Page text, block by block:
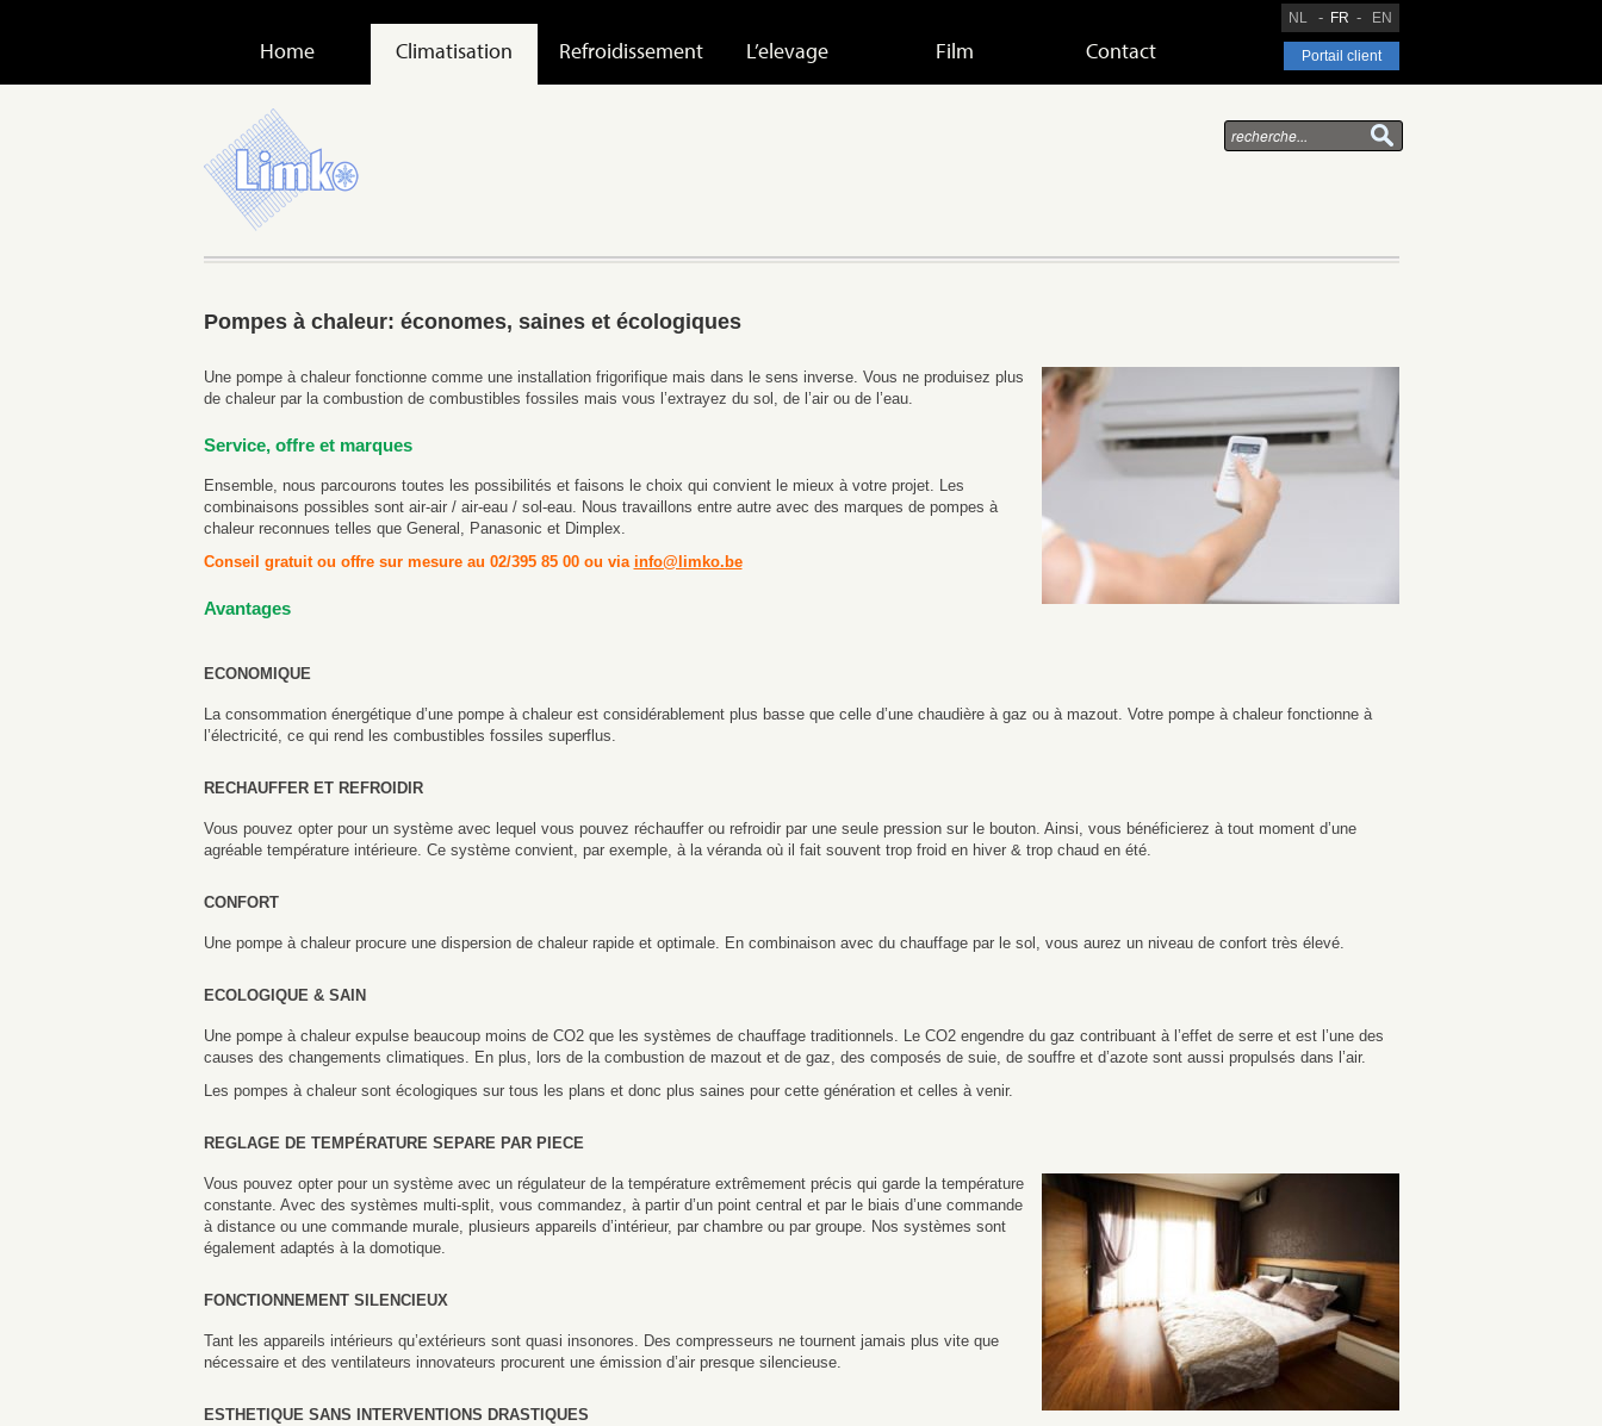
Home Climatisation Refroidissement L’elevage Film Contact
NL FR EN
Portail client
Pompes à chaleur: économes, saines et écologiques
Une pompe à chaleur fonctionne comme une installation frigorifique mais dans le sens inverse. Vous ne produisez plus
de chaleur par la combustion de combustibles fossiles mais vous l’extrayez du sol, de l’air ou de l’eau.
Service, offre et marques
Ensemble, nous parcourons toutes les possibilités et faisons le choix qui convient le mieux à votre projet. Les
combinaisons possibles sont air-air / air-eau / sol-eau. Nous travaillons entre autre avec des marques de pompes à
chaleur reconnues telles que General, Panasonic et Dimplex.
Conseil gratuit ou offre sur mesure au 02/395 85 00 ou via info@limko.be
Avantages
ECONOMIQUE
La consommation énergétique d’une pompe à chaleur est considérablement plus basse que celle d’une chaudière à gaz ou à mazout. Votre pompe à chaleur fonctionne à
l’électricité, ce qui rend les combustibles fossiles superflus.
RECHAUFFER ET REFROIDIR
Vous pouvez opter pour un système avec lequel vous pouvez réchauffer ou refroidir par une seule pression sur le bouton. Ainsi, vous bénéficierez à tout moment d’une
agréable température intérieure. Ce système convient, par exemple, à la véranda où il fait souvent trop froid en hiver & trop chaud en été.
CONFORT
Une pompe à chaleur procure une dispersion de chaleur rapide et optimale. En combinaison avec du chauffage par le sol, vous aurez un niveau de confort très élevé.
ECOLOGIQUE & SAIN
Une pompe à chaleur expulse beaucoup moins de CO2 que les systèmes de chauffage traditionnels. Le CO2 engendre du gaz contribuant à l’effet de serre et est l’une des
causes des changements climatiques. En plus, lors de la combustion de mazout et de gaz, des composés de suie, de souffre et d’azote sont aussi propulsés dans l’air.
Les pompes à chaleur sont écologiques sur tous les plans et donc plus saines pour cette génération et celles à venir.
REGLAGE DE TEMPÉRATURE SEPARE PAR PIECE
Vous pouvez opter pour un système avec un régulateur de la température extrêmement précis qui garde la température
constante. Avec des systèmes multi-split, vous commandez, à partir d’un point central et par le biais d’une commande
à distance ou une commande murale, plusieurs appareils d’intérieur, par chambre ou par groupe. Nos systèmes sont
également adaptés à la domotique.
FONCTIONNEMENT SILENCIEUX
Tant les appareils intérieurs qu’extérieurs sont quasi insonores. Des compresseurs ne tournent jamais plus vite que
nécessaire et des ventilateurs innovateurs procurent une émission d’air presque silencieuse.
ESTHETIQUE SANS INTERVENTIONS DRASTIQUES